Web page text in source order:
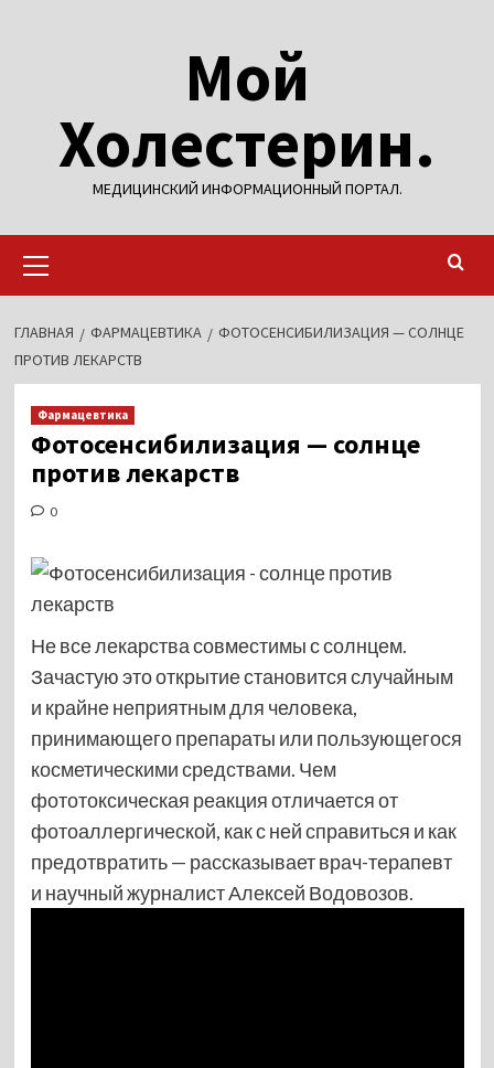
Мой
Холестерин.
МЕДИЦИНСКИЙ ИНФОРМАЦИОННЫЙ ПОРТАЛ.
меню
ГЛАВНАЯ ФАРМАЦЕВТИКА
ФОТОСЕНСИБИЛИЗАЦИЯ — СОЛНЦЕ
ПРОТИВ ЛЕКАРСТВ
Фармацевтика
Фотосенсибилизация — солнце
против лекарств
0
Не все лекарства совместимы с солнцем.
Зачастую это открытие становится случайным
и крайне неприятным для человека,
принимающего препараты или пользующегося
косметическими средствами. Чем
фототоксическая реакция отличается от
фотоаллергической, как с ней справиться и как
предотвратить — рассказывает врач-терапевт
и научный журналист Алексей Водовозов.